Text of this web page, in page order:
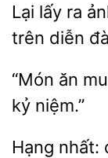
ra
trên diễn
“Món
kỷ niệm.”
Hạng nhất: